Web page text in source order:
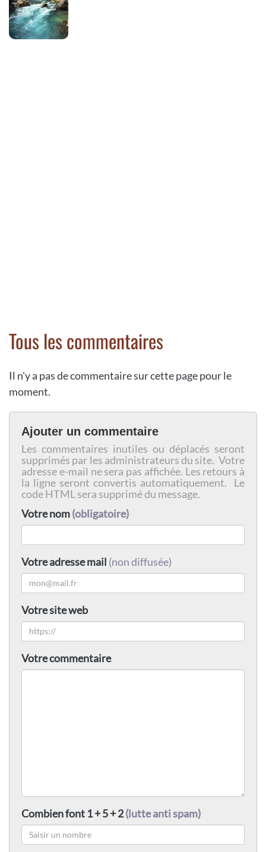
Tous les commentaires
Il n'y a pas de commentaire sur cette page pour le
moment.
Ajouter un commentaire
Les commentaires inutiles ou déplacés seront
supprimés par les administrateurs du site. Votre
adresse e-mail ne sera pas affichée. Les retours à
la ligne seront convertis automatiquement. Le
code HTML sera supprimé du message.
Votre nom(obligatoire)
Votre adresse mail (non diffusée)
Votre site web
Votre commentaire
Combien font 1 + 5 + 2(lutte anti spam)